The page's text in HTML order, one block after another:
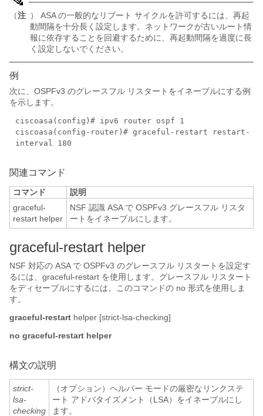
（注 ） ASA の一般的なリブート サイクルを許可するには、再起
動間隔を十分長く設定します。ネットワークが古いルート情
報に依存することを回避するために、再起動間隔を過度に長
く設定しないでください。
例
次に、OSPFv3 のグレースフル リスタートをイネーブルにする例
を示します。
ciscoasa(config)# ipv6 router ospf 1
ciscoasa(config-router)# graceful-restart restart-
interval 180
関連コマンド
コマンド
説明
graceful-
restart helper
NSF 認識 ASA で OSPFv3 グレースフル リスタ
ートをイネーブルにします。
graceful-restart helper
NSF 対応の ASA で OSPFv3 のグレースフル リスタートを設定す
るには、graceful-restart を使用します。グレースフル リスタート
をディセーブルにするには、このコマンドの no 形式を使用しま
す。
graceful-restart helper [strict-lsa-checking]
no graceful-restart helper
構文の説明
strict-
lsa-
checking
（オプション）ヘルパー モードの厳密なリンクステ
ート アドバタイズメント（LSA）をイネーブルにし
ます。